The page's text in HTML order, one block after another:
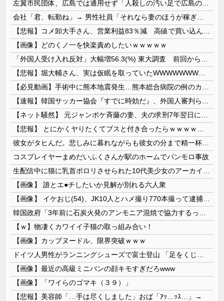
【画像】どのくノ一を快楽責めしたいｗｗｗｗｗ
コスプレイヤーまめだいふくさんが駅のホームでパンモロ事故
【画像】 誰とエ●チしたいか見解が別れる六人衆
【ｗ】物凄くカワイイ子猫の取っ組み合い！
【画像】カップヌードル、限界突破ｗｗｗ
【画像】最近の高級ミニバンの顔キモすぎだろwww
【画像】「ワイらのゴマキ（３９）」
【悲報】美容師「…手は尽くしました」おば「ｱｯ…ｯｽ…」→